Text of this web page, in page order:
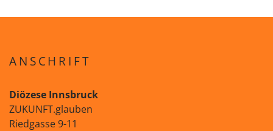
ANSCHRIFT
Diözese Innsbruck
ZUKUNFT.glauben
Riedgasse 9-11